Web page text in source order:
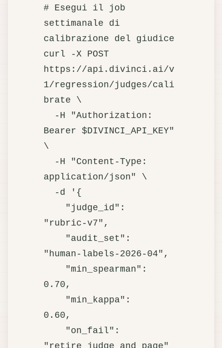
# Esegui il job
settimanale di
calibrazione del giudice
curl -X POST
https://api.divinci.ai/v
1/regression/judges/cali
brate \
Bearer $DIVINCI_API_KEY"
\
application/json" \
"rubric-v7",
"human-labels-2026-04",
0.70,
0.60,
"retire_judge_and_page"